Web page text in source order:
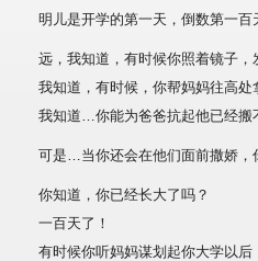
明儿是开学的第一天，倒数第一百
远，我知道，有时候你照着镜子
我知道，有时候，你帮妈妈往高
我知道…你能为爸爸抗起他已经搬
可是…当你还会在他们面前撒娇，
你知道，你已经长大了吗？
一百天了！
有时候你听妈妈谋划起你大学以